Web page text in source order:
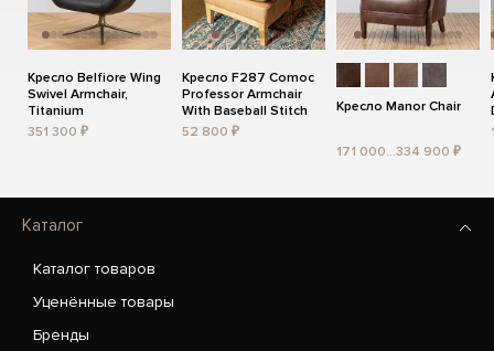
Кресло Belfiore Wing
Swivel Armchair,
Titanium
351 300 ₽
Кресло F287 Comoc
Professor Armchair
With Baseball Stitch
52 800 ₽
Кресло Manor Chair
171 000...334 900 ₽
Каталог
Каталог товаров
Уценённые товары
Бренды